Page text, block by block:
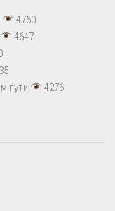
4760
4647
пути
4276